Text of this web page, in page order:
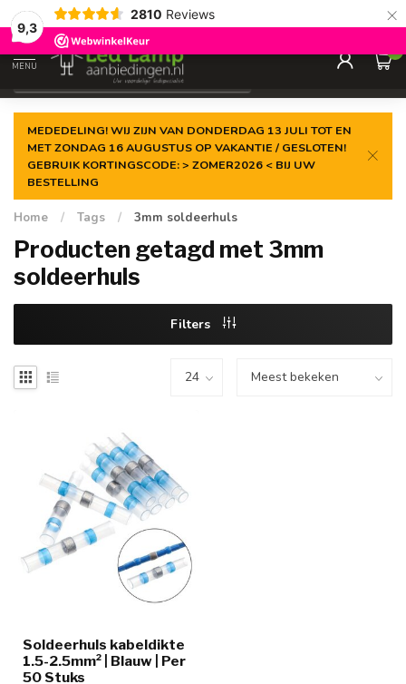
9,3
2810 Reviews ×
Gegarandeerde delaagste prijs
MENU
0
MEDEDELING! WIJ ZIJN VAN DONDERDAG 13 JULI TOT EN
MET ZONDAG 16 AUGUSTUS OP VAKANTIE / GESLOTEN!
GEBRUIK KORTINGSCODE: > ZOMER2026 < BIJ UW
BESTELLING
Home / Tags / 3mm soldeerhuls
Producten getagd met 3mm
soldeerhuls
Filters
Soldeerhuls kabeldikte
1.5-2.5mm² | Blauw | Per
50 Stuks